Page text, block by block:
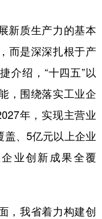
质生产力的基本
而是深深扎根于产
介绍，“十四五”以
，围绕落实工业企
年，实现主营业
、5亿元以上企业
业创新成果全覆
我省着力构建创